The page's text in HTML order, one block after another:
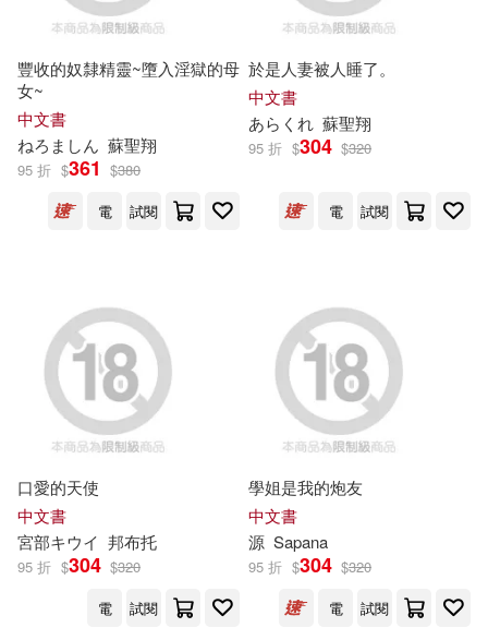
台灣電力公司(7) 和誼創新(7)
大連萬達商業地產股份有限公司(7)
巧克科技新媒體股份有限公司(7)
張恨水(7)
日本OJT解決方案股份有限公司(7)
武漢博潤通文化科技股份有限公司
目川文化編輯部(7)
凱德科技股份有限公司(4)
大塊文化(4)
大是文化(4)
新北市政府文化局(4)
湖北少年兒童出版社(4)
知識產權出版社(4)
科學技術文獻出版社(4)
衛生福利部中央健康保險署(4)
農業部林業及自然保育署(4)
豐收的奴隸精靈~墮入淫獄的母
女~
中文書
ねろましん 蘇聖翔
95 折 $361 $380
電
試閱
於是人妻被人睡了。
中文書
あらくれ 蘇聖翔
95 折 $304 $320
電 試閱
口愛的天使
中文書
宮部キウイ 邦布托
95 折 $304 $320
電
試閱
學姐是我的炮友
中文書
源 Sapana
95 折 $304 $320
電
試閱